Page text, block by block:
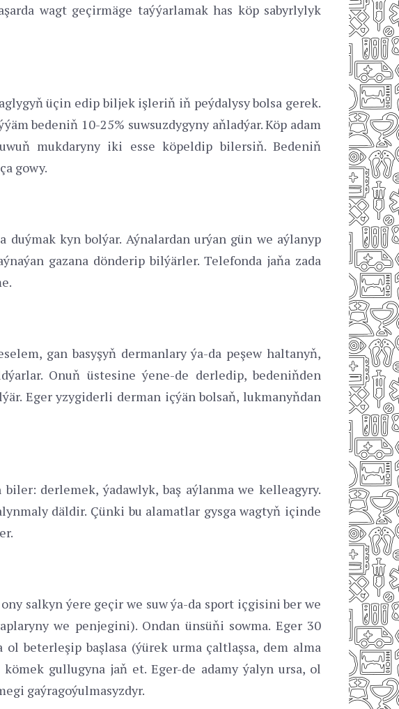
wagt geçirmäge taýýarlamak has köp sabyrlylyk
üçin edip biljek işleriň iň peýdalysy bolsa gerek.
bedeniň 10-25% suwsuzdygyny aňladýar. Köp adam
mukdaryny iki esse köpeldip bilersiň. Bedeniň
gowy.
kyn bolýar. Aýnalardan urýan gün we aýlanyp
gazana dönderip bilýärler. Telefonda jaňa zada
gan basyşyň dermanlary ýa-da peşew haltanyň,
Onuň üstesine ýene-de derledip, bedeniňden
Eger yzygiderli derman içýän bolsaň, lukmanyňdan
derlemek, ýadawlyk, baş aýlanma we kelleagyry.
däldir. Çünki bu alamatlar gysga wagtyň içinde
salkyn ýere geçir we suw ýa-da sport içgisini ber we
we penjegini). Ondan ünsüňi sowma. Eger 30
beterleşip başlasa (ýürek urma çaltlaşsa, dem alma
gullugyna jaň et. Eger-de adamy ýalyn ursa, ol
gaýragoýulmasyzdyr.